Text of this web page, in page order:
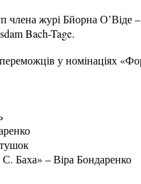
журі Бйорна О’Віде –
Bach-Tage.
у номінаціях
Баха» – Віра Бондаренко